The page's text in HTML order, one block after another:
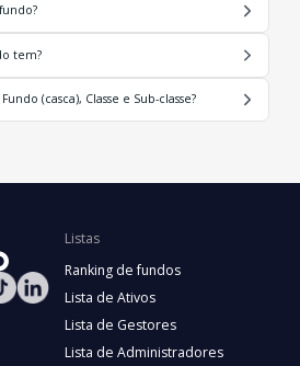
tem?
(casca), Classe e Sub-classe?
Listas
Ranking de fundos
Lista de Ativos
Lista de Gestores
Lista de Administradores